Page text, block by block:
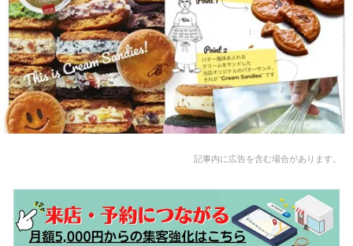
記事内に広告を含む場合があります。